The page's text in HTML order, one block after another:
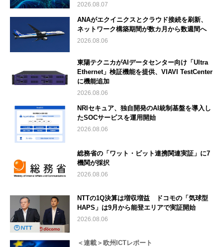
2026.08.07
ANAがエクイニクスとクラウド接続を刷新、
ネットワーク構築期間が数カ月から数週間へ
2026.08.06
東陽テクニカがAIデータセンター向け「Ultra
Ethernet」検証機能を提供、VIAVI TestCenter
に機能追加
2026.08.06
NRIセキュア、独自開発のAI統制基盤を導入し
たSOCサービスを運用開始
2026.08.06
総務省の「ワット・ビット連携関連実証」に7
機関が採択
2026.08.06
NTTの1Q決算は増収増益 ドコモの「気球型
HAPS」は9月から能登エリアで実証開始
2026.08.06
＜連載＞欧州ICTレポート